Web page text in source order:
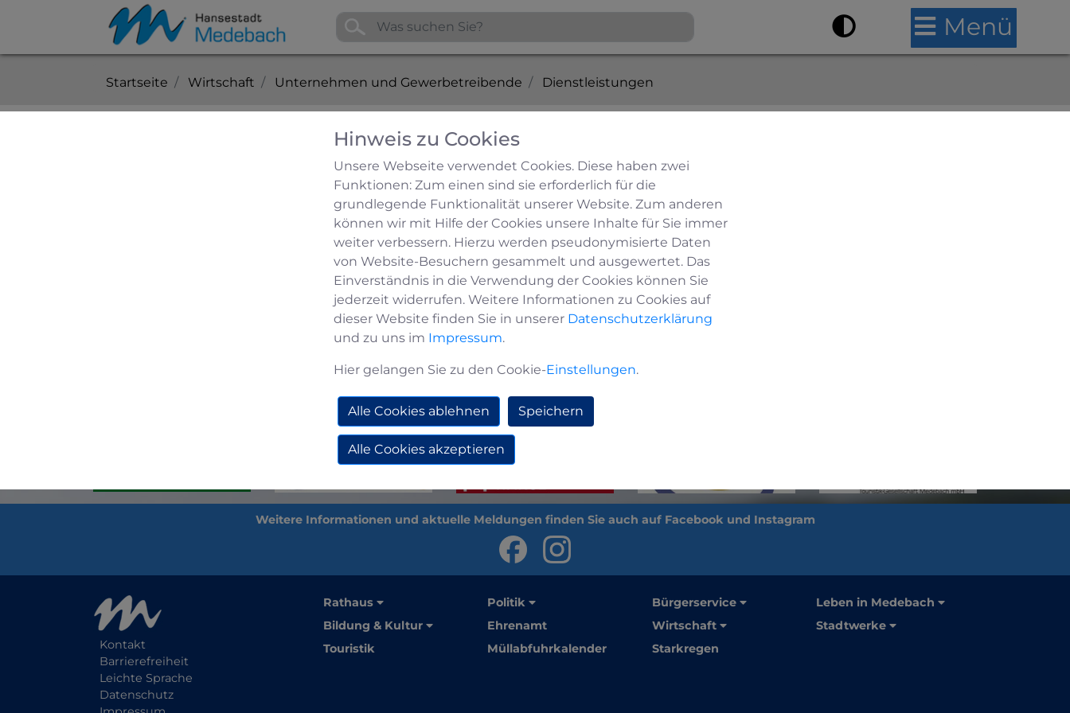
Menü
Startseite Wirtschaft Unternehmen und Gewerbetreibende Dienstleistungen
Dienstleistungen in Medebach
Forstwirtschaftliche Dienstleistungen Scheufgen
Forstwirtschaftliche Dienstleistungen Scheufgen
Kontakt
Barrierefreiheit
Leichte Sprache
Datenschutz
Rathaus Politik Bürgerservice
Leben in Medebach
Bildung & Kultur
Ehrenamt Wirtschaft
Stadtwerke
Touristik
Müllabfuhrkalender Starkregen
Hinweis zu Cookies
Unsere Webseite verwendet Cookies. Diese haben zwei
Funktionen: Zum einen sind sie erforderlich für die
grundlegende Funktionalität unserer Website. Zum anderen
können wir mit Hilfe der Cookies unsere Inhalte für Sie immer
weiter verbessern. Hierzu werden pseudonymisierte Daten
von Website-Besuchern gesammelt und ausgewertet. Das
Einverständnis in die Verwendung der Cookies können Sie
jederzeit widerrufen. Weitere Informationen zu Cookies auf
dieser Website finden Sie in unserer Datenschutzerklärung
und zu uns im Impressum.
Hier gelangen Sie zu den Cookie-Einstellungen.
Alle Cookies ablehnen Speichern
Alle Cookies akzeptieren